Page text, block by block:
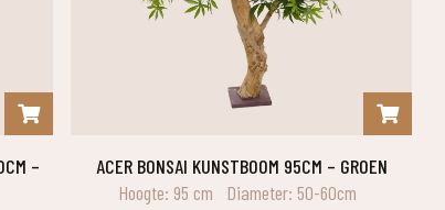
ACER BONSAI KUNSTBOOM 95CM – GROEN
Hoogte: 95 cm
Diameter: 50-60cm